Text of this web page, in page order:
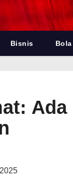
Bisnis Bola